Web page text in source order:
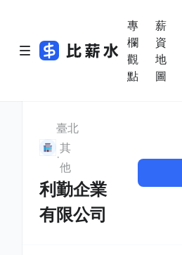
專
欄
觀
點
薪
資
地
圖
臺北
其
他
利勤企業
有限公司